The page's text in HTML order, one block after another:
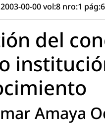
00-00 vol:8 nro:1
del
Amaya